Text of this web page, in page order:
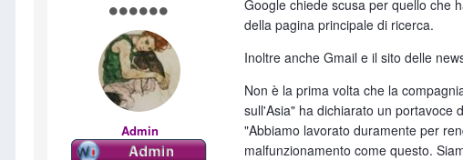
Admin
Google chiede scusa per quello che
della pagina principale di ricerca.
Inoltre anche Gmail e il sito delle
Non è la prima volta che la
sull'Asia" ha dichiarato un portavoce
"Abbiamo lavorato duramente per
malfunzionamento come questo.